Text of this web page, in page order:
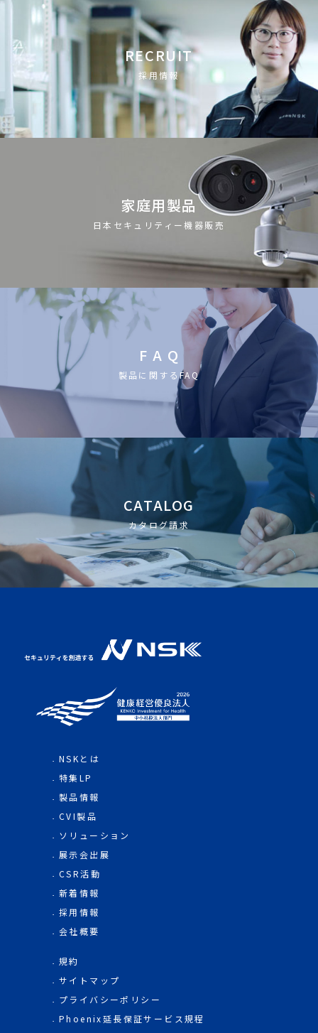
RECRUIT
採用情報
家庭用製品
日本セキュリティー機器販売
F A Q
製品に関するFAQ
CATALOG
カタログ請求
NSKとは
特集LP
製品情報
CVI製品
ソリューション
展示会出展
CSR活動
新着情報
採用情報
会社概要
規約
サイトマップ
プライバシーポリシー
Phoenix延長保証サービス規程